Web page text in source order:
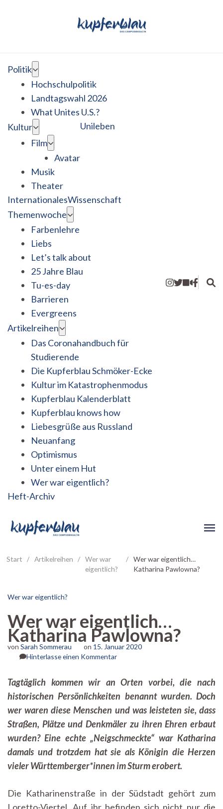
Politik
Hochschulpolitik
Landtagswahl 2026
What Unites U.S.?
Kultur
Film
Avatar
Musik
Theater
Unileben
InternationalesWissenschaft
Themenwoche
Farbenlehre
Liebs
Let’s talk about
25 Jahre Blau
Tu-es-day
Barrieren
Evergreens
Artikelreihen
Das Coronahandbuch für
Studierende
Die Kupferblau Schmöker-Ecke
Kultur im Katastrophenmodus
Kupferblau Kalenderblatt
Kupferblau knows how
Liebesgrüße aus Russland
Neuanfang
Optimismus
Unter einem Hut
Wer war eigentlich?
Heft-Archiv
Start / Artikelreihen /
Wer war
eigentlich?
/ Wer war eigentlich…
Katharina Pawlowna?
Wer war eigentlich?
Wer war eigentlich…
Katharina Pawlowna?
von Sarah Sommerau on 15. Januar 2020
Hinterlasse einen Kommentarzu
eigentlich…
Katharina
Pawlowna?
Tagtäglich kommen wir an Orten vorbei, die nach
historischen Persönlichkeiten benannt wurden. Doch
wer waren diese Menschen und was leisteten sie, dass
Straßen, Plätze und Denkmäler zu ihren Ehren erbaut
wurden? Eine echte „Neigschmeckte“ war Katharina
damals und trotzdem hat sie als Königin die Herzen
vieler Württemberger*innen im Sturm erobert.
Die Katharinenstraße in der Südstadt gehört zum